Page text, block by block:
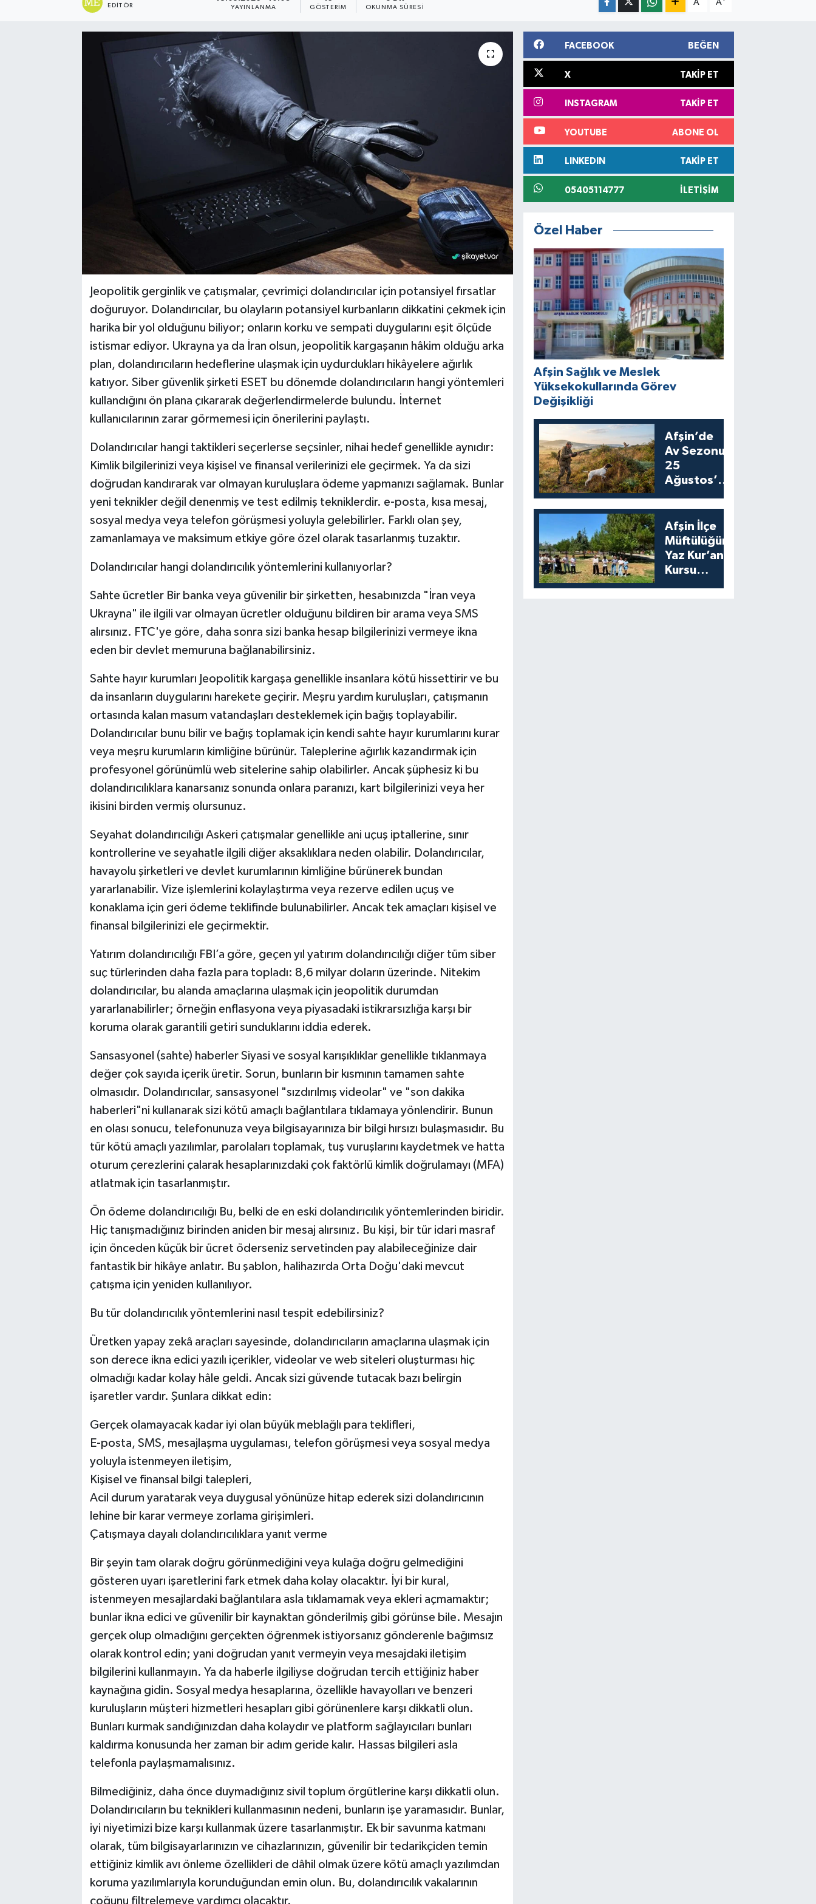
EDITÖR YAYINLANMA GÖSTERIM OKUNMA SÜRESI
A A
Jeopolitik gerginlik ve çatışmalar, çevrimiçi dolandırıcılar için potansiyel fırsatlar
doğuruyor. Dolandırıcılar, bu olayların potansiyel kurbanların dikkatini çekmek için
harika bir yol olduğunu biliyor; onların korku ve sempati duygularını eşit ölçüde
istismar ediyor. Ukrayna ya da İran olsun, jeopolitik kargaşanın hâkim olduğu arka
plan, dolandırıcıların hedeflerine ulaşmak için uydurdukları hikâyelere ağırlık
katıyor. Siber güvenlik şirketi ESET bu dönemde dolandırıcıların hangi yöntemleri
kullandığını ön plana çıkararak değerlendirmelerde bulundu. İnternet
kullanıcılarının zarar görmemesi için önerilerini paylaştı.
Dolandırıcılar hangi taktikleri seçerlerse seçsinler, nihai hedef genellikle aynıdır:
Kimlik bilgilerinizi veya kişisel ve finansal verilerinizi ele geçirmek. Ya da sizi
doğrudan kandırarak var olmayan kuruluşlara ödeme yapmanızı sağlamak. Bunlar
yeni teknikler değil denenmiş ve test edilmiş tekniklerdir. e-posta, kısa mesaj,
sosyal medya veya telefon görüşmesi yoluyla gelebilirler. Farklı olan şey,
zamanlamaya ve maksimum etkiye göre özel olarak tasarlanmış tuzaktır.
Dolandırıcılar hangi dolandırıcılık yöntemlerini kullanıyorlar?
Sahte ücretler Bir banka veya güvenilir bir şirketten, hesabınızda "İran veya
Ukrayna" ile ilgili var olmayan ücretler olduğunu bildiren bir arama veya SMS
alırsınız. FTC'ye göre, daha sonra sizi banka hesap bilgilerinizi vermeye ikna
eden bir devlet memuruna bağlanabilirsiniz.
Sahte hayır kurumları Jeopolitik kargaşa genellikle insanlara kötü hissettirir ve bu
da insanların duygularını harekete geçirir. Meşru yardım kuruluşları, çatışmanın
ortasında kalan masum vatandaşları desteklemek için bağış toplayabilir.
Dolandırıcılar bunu bilir ve bağış toplamak için kendi sahte hayır kurumlarını kurar
veya meşru kurumların kimliğine bürünür. Taleplerine ağırlık kazandırmak için
profesyonel görünümlü web sitelerine sahip olabilirler. Ancak şüphesiz ki bu
dolandırıcılıklara kanarsanız sonunda onlara paranızı, kart bilgilerinizi veya her
ikisini birden vermiş olursunuz.
Seyahat dolandırıcılığı Askeri çatışmalar genellikle ani uçuş iptallerine, sınır
kontrollerine ve seyahatle ilgili diğer aksaklıklara neden olabilir. Dolandırıcılar,
havayolu şirketleri ve devlet kurumlarının kimliğine bürünerek bundan
yararlanabilir. Vize işlemlerini kolaylaştırma veya rezerve edilen uçuş ve
konaklama için geri ödeme teklifinde bulunabilirler. Ancak tek amaçları kişisel ve
finansal bilgilerinizi ele geçirmektir.
Yatırım dolandırıcılığı FBI’a göre, geçen yıl yatırım dolandırıcılığı diğer tüm siber
suç türlerinden daha fazla para topladı: 8,6 milyar doların üzerinde. Nitekim
dolandırıcılar, bu alanda amaçlarına ulaşmak için jeopolitik durumdan
yararlanabilirler; örneğin enflasyona veya piyasadaki istikrarsızlığa karşı bir
koruma olarak garantili getiri sunduklarını iddia ederek.
Sansasyonel (sahte) haberler Siyasi ve sosyal karışıklıklar genellikle tıklanmaya
değer çok sayıda içerik üretir. Sorun, bunların bir kısmının tamamen sahte
olmasıdır. Dolandırıcılar, sansasyonel "sızdırılmış videolar" ve "son dakika
haberleri"ni kullanarak sizi kötü amaçlı bağlantılara tıklamaya yönlendirir. Bunun
en olası sonucu, telefonunuza veya bilgisayarınıza bir bilgi hırsızı bulaşmasıdır. Bu
tür kötü amaçlı yazılımlar, parolaları toplamak, tuş vuruşlarını kaydetmek ve hatta
oturum çerezlerini çalarak hesaplarınızdaki çok faktörlü kimlik doğrulamayı (MFA)
atlatmak için tasarlanmıştır.
Ön ödeme dolandırıcılığı Bu, belki de en eski dolandırıcılık yöntemlerinden biridir.
Hiç tanışmadığınız birinden aniden bir mesaj alırsınız. Bu kişi, bir tür idari masraf
için önceden küçük bir ücret öderseniz servetinden pay alabileceğinize dair
fantastik bir hikâye anlatır. Bu şablon, halihazırda Orta Doğu'daki mevcut
çatışma için yeniden kullanılıyor.
Bu tür dolandırıcılık yöntemlerini nasıl tespit edebilirsiniz?
Üretken yapay zekâ araçları sayesinde, dolandırıcıların amaçlarına ulaşmak için
son derece ikna edici yazılı içerikler, videolar ve web siteleri oluşturması hiç
olmadığı kadar kolay hâle geldi. Ancak sizi güvende tutacak bazı belirgin
işaretler vardır. Şunlara dikkat edin:
Gerçek olamayacak kadar iyi olan büyük meblağlı para teklifleri,
E-posta, SMS, mesajlaşma uygulaması, telefon görüşmesi veya sosyal medya
yoluyla istenmeyen iletişim,
Kişisel ve finansal bilgi talepleri,
Acil durum yaratarak veya duygusal yönünüze hitap ederek sizi dolandırıcının
lehine bir karar vermeye zorlama girişimleri.
Çatışmaya dayalı dolandırıcılıklara yanıt verme
Bir şeyin tam olarak doğru görünmediğini veya kulağa doğru gelmediğini
gösteren uyarı işaretlerini fark etmek daha kolay olacaktır. İyi bir kural,
istenmeyen mesajlardaki bağlantılara asla tıklamamak veya ekleri açmamaktır;
bunlar ikna edici ve güvenilir bir kaynaktan gönderilmiş gibi görünse bile. Mesajın
gerçek olup olmadığını gerçekten öğrenmek istiyorsanız gönderenle bağımsız
olarak kontrol edin; yani doğrudan yanıt vermeyin veya mesajdaki iletişim
bilgilerini kullanmayın. Ya da haberle ilgiliyse doğrudan tercih ettiğiniz haber
kaynağına gidin. Sosyal medya hesaplarına, özellikle havayolları ve benzeri
kuruluşların müşteri hizmetleri hesapları gibi görünenlere karşı dikkatli olun.
Bunları kurmak sandığınızdan daha kolaydır ve platform sağlayıcıları bunları
kaldırma konusunda her zaman bir adım geride kalır. Hassas bilgileri asla
telefonla paylaşmamalısınız.
Bilmediğiniz, daha önce duymadığınız sivil toplum örgütlerine karşı dikkatli olun.
Dolandırıcıların bu teknikleri kullanmasının nedeni, bunların işe yaramasıdır. Bunlar,
iyi niyetimizi bize karşı kullanmak üzere tasarlanmıştır. Ek bir savunma katmanı
olarak, tüm bilgisayarlarınızın ve cihazlarınızın, güvenilir bir tedarikçiden temin
ettiğiniz kimlik avı önleme özellikleri de dâhil olmak üzere kötü amaçlı yazılımdan
koruma yazılımlarıyla korunduğundan emin olun. Bu, dolandırıcılık vakalarının
çoğunu filtrelemeye yardımcı olacaktır.
FACEBOOK BEĞEN
X TAKIP ET
INSTAGRAM TAKIP ET
YOUTUBE ABONE OL
LINKEDIN TAKIP ET
05405114777 İLETIŞIM
Özel Haber
Afşin Sağlık ve Meslek
Yüksekokullarında Görev
Değişikliği
Afşin’de
Av Sezonu
25
Ağustos’ta
Avıyla
Açılıyor
Afşin İlçe
Müftülüğünden
Yaz Kur’an
Kursu